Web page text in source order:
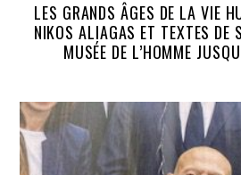
LES GRANDS ÂGES DE LA VIE
NIKOS ALIAGAS ET TEXTES DE
MUSÉE DE L’HOMME